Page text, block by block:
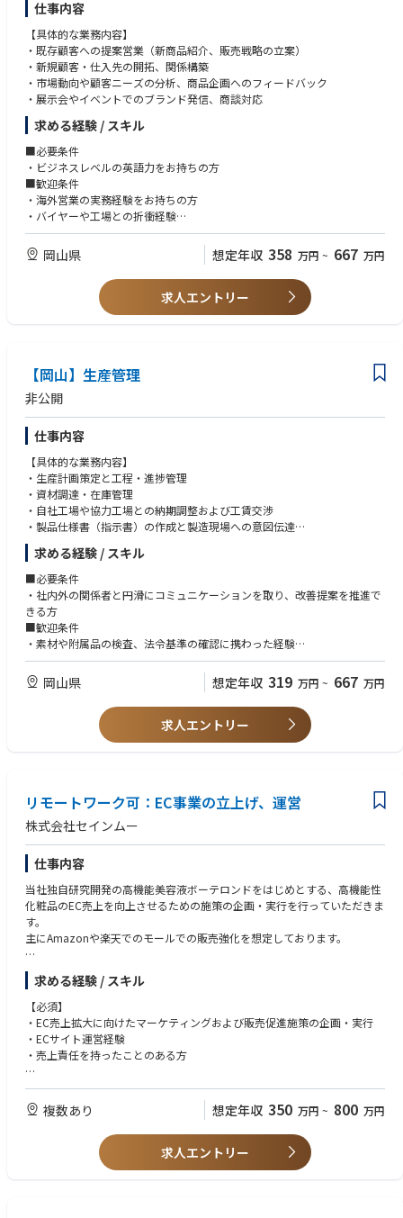
仕事内容
【具体的な業務内容】
・既存顧客への提案営業（新商品紹介、販売戦略の立案）
・新規顧客・仕入先の開拓、関係構築
・市場動向や顧客ニーズの分析、商品企画へのフィードバック
・展示会やイベントでのブランド発信、商談対応
求める経験 / スキル
■必要条件
・ビジネスレベルの英語力をお持ちの方
■歓迎条件
・海外営業の実務経験をお持ちの方
・バイヤーや工場との折衝経験
・展示会やイベントでの営業・広報活動経験
・市場分析や営業戦略立案に携わった経験
岡山県 想定年収 358 万円 ~ 667 万円
求人エントリー
【岡山】生産管理
非公開
仕事内容
【具体的な業務内容】
・生産計画策定と工程・進捗管理
・資材調達・在庫管理
・自社工場や協力工場との納期調整および工賃交渉
・製品仕様書（指示書）の作成と製造現場への意図伝達
・原価管理および製品の入庫・納品スケジュールの統括
求める経験 / スキル
■必要条件
・社内外の関係者と円滑にコミュニケーションを取り、改善提案を推進で
きる方
■歓迎条件
・素材や附属品の検査、法令基準の確認に携わった経験
・不良品の原因分析や再発防止策の立案に関わった経験
・品質基準の策定や改善活動をリードした経験
岡山県 想定年収 319 万円 ~ 667 万円
求人エントリー
リモートワーク可：EC事業の立上げ、運営
株式会社セインムー
仕事内容
当社独自研究開発の高機能美容液ボーテロンドをはじめとする、高機能性
化粧品のEC売上を向上させるための施策の企画・実行を行っていただきま
す。
主にAmazonや楽天でのモールでの販売強化を想定しております。
また、レポートは社長がメインになり、経営者の近くでお仕事することが
可能です。
求める経験 / スキル
【必須】
・EC売上拡大に向けたマーケティングおよび販売促進施策の企画・実行
・ECサイト運営経験
・売上責任を持ったことのある方
【歓迎】
・チャレンジ精神をお持ちの方
・ベンチャー特有の変化を楽しめる方
複数あり 想定年収 350 万円 ~ 800 万円
求人エントリー